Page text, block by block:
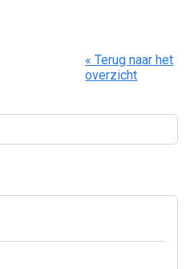
« Terug naar het
overzicht